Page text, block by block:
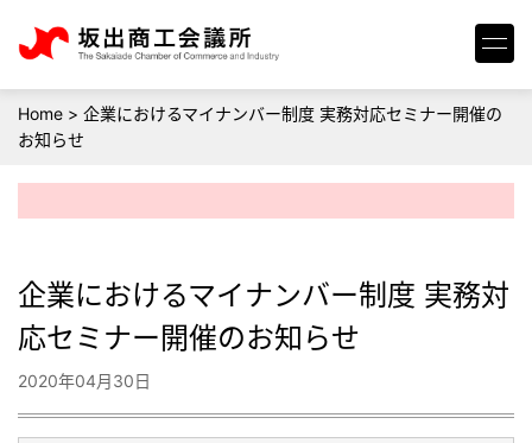
Home > 企業におけるマイナンバー制度 実務対応セミナー開催の
お知らせ
企業におけるマイナンバー制度 実務対
応セミナー開催のお知らせ
2020年04月30日